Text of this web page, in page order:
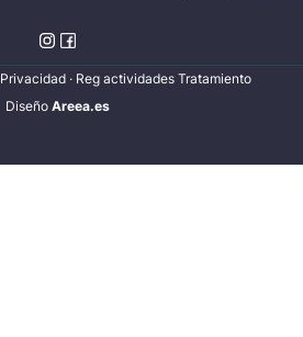
Privacidad · Reg actividades Tratamiento
Diseño Areea.es